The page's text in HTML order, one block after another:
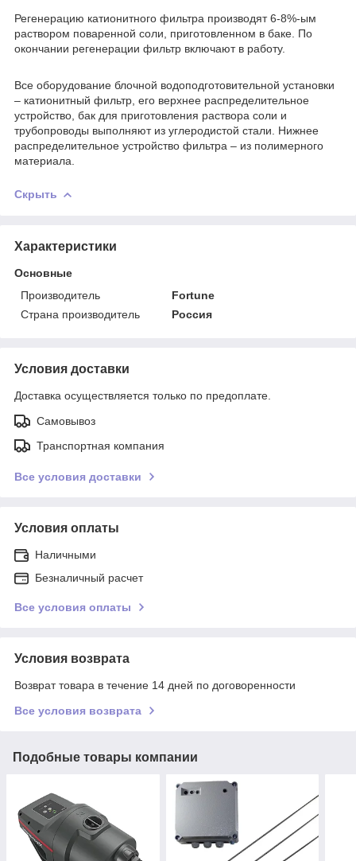
Регенерацию катионитного фильтра производят 6-8%-ым
раствором поваренной соли, приготовленном в баке. По
окончании регенерации фильтр включают в работу.
Все оборудование блочной водоподготовительной установки
– катионитный фильтр, его верхнее распределительное
устройство, бак для приготовления раствора соли и
трубопроводы выполняют из углеродистой стали. Нижнее
распределительное устройство фильтра – из полимерного
материала.
Скрыть
Характеристики
Основные
Производитель
Fortune
Страна производитель
Россия
Условия доставки
Доставка осуществляется только по предоплате.
Самовывоз
Транспортная компания
Все условия доставки
Условия оплаты
Наличными
Безналичный расчет
Все условия оплаты
Условия возврата
Возврат товара в течение 14 дней по договоренности
Все условия возврата
Подобные товары компании